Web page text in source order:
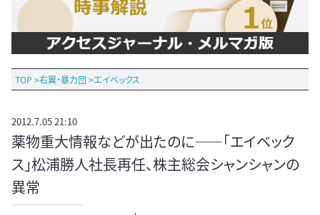
TOP >右翼・暴力団 >エイベックス
2012.7.05 21:10
薬物重大情報などが出たのに――「エイベック
ス」松浦勝人社長再任、株主総会シャンシャンの
異常